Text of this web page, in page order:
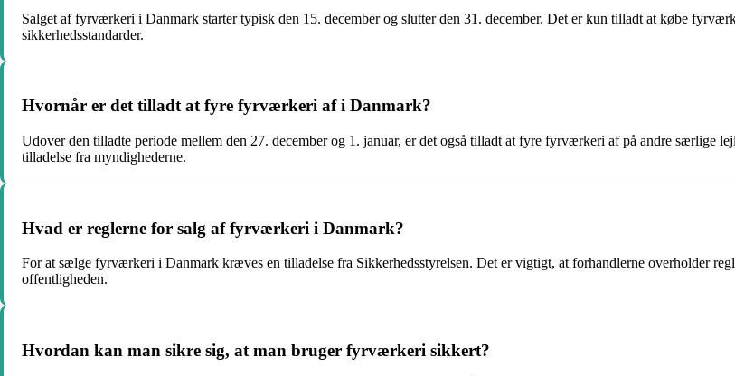
Salget af fyrværkeri i Danmark starter typisk den 15. december og slutter den 31. december. Det er kun tilladt at købe
sikkerhedsstandarder.
Hvornår er det tilladt at fyre fyrværkeri af i Danmark?
Udover den tilladte periode mellem den 27. december og 1. januar, er det også tilladt at fyre fyrværkeri af på andre særlige
tilladelse fra myndighederne.
Hvad er reglerne for salg af fyrværkeri i Danmark?
For at sælge fyrværkeri i Danmark kræves en tilladelse fra Sikkerhedsstyrelsen. Det er vigtigt, at forhandlerne overholder
offentligheden.
Hvordan kan man sikre sig, at man bruger fyrværkeri sikkert?